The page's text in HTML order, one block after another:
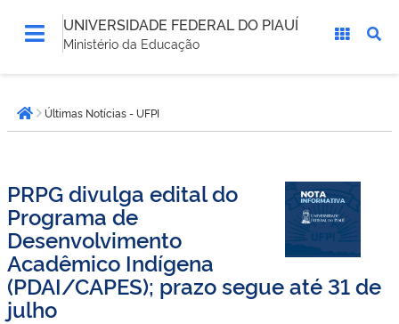
UNIVERSIDADE FEDERAL DO PIAUÍ
Ministério da Educação
está
aqui:Página inicial
Últimas Notícias - UFPI
PRPG divulga edital do
Programa de
Desenvolvimento
Acadêmico Indígena
(PDAI/CAPES); prazo segue até 31 de
julho